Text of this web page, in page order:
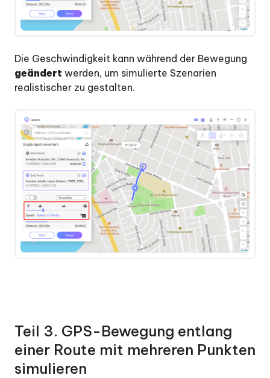
Die Geschwindigkeit kann während der Bewegung
geändert werden, um simulierte Szenarien
realistischer zu gestalten.
Teil 3. GPS-Bewegung entlang
einer Route mit mehreren Punkten
simulieren